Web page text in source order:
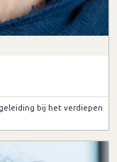
bij het verdiepen